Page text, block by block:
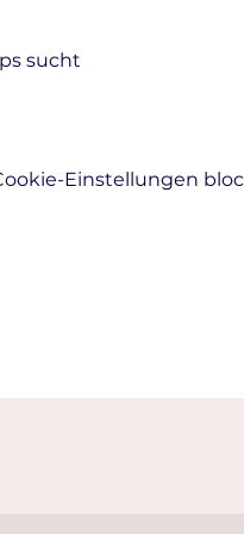
sucht
Einstellungen